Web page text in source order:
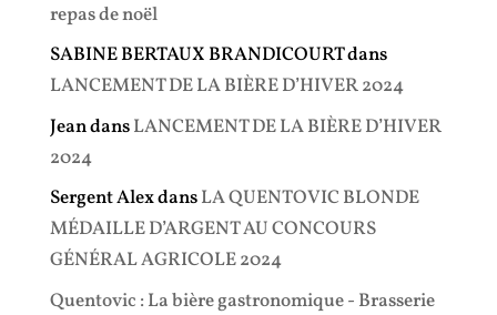
repas de noël
SABINE BERTAUX BRANDICOURTdans
LANCEMENT DE LA BIÈRE D’HIVER 2024
JeandansLANCEMENT DE LA BIÈRE D’HIVER
2024
Sergent AlexdansLA QUENTOVIC BLONDE
MÉDAILLE D’ARGENT AU CONCOURS
GÉNÉRAL AGRICOLE 2024
Quentovic : La bière gastronomique - Brasserie